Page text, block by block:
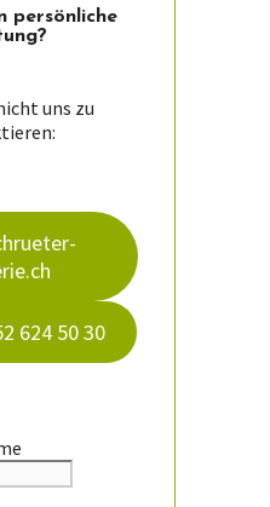
persön­liche
uns zu
624 50 30